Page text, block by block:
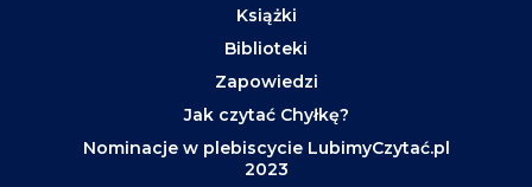
Książki
Biblioteki
Zapowiedzi
Jak czytać Chyłkę?
Nominacje w plebiscycie LubimyCzytać.pl
2023